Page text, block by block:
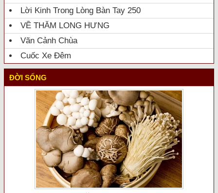
Lời Kinh Trong Lòng Bàn Tay 250
VỀ THĂM LONG HƯNG
Vãn Cảnh Chùa
Cuốc Xe Đêm
ĐỜI SỐNG